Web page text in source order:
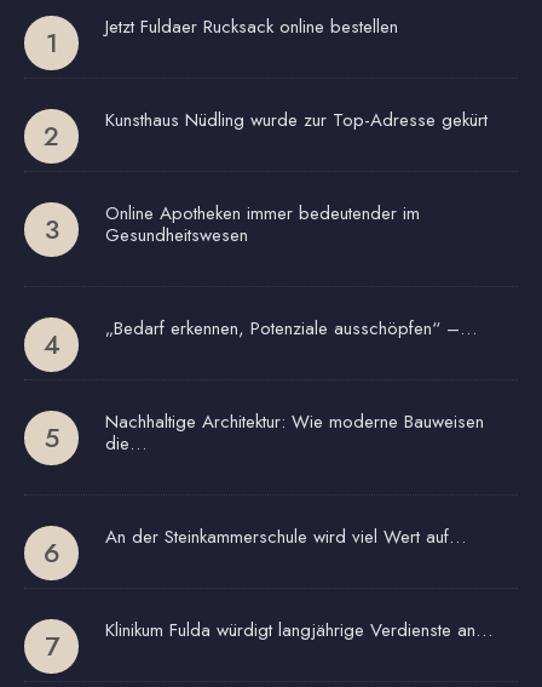
Jetzt Fuldaer Rucksack online bestellen
Kunsthaus Nüdling wurde zur Top-Adresse gekürt
Online Apotheken immer bedeutender im
Gesundheitswesen
„Bedarf erkennen, Potenziale ausschöpfen“ –…
Nachhaltige Architektur: Wie moderne Bauweisen
die…
An der Steinkammerschule wird viel Wert auf…
Klinikum Fulda würdigt langjährige Verdienste an…